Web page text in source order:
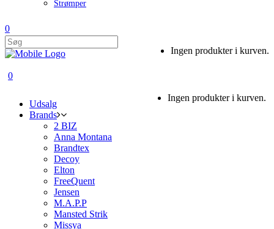
Strømper
0
Ingen produkter i kurven.
0
Ingen produkter i kurven.
Udsalg
Brands
2 BIZ
Anna Montana
Brandtex
Decoy
Elton
FreeQuent
Jensen
M.A.P.P
Mansted Strik
Missya